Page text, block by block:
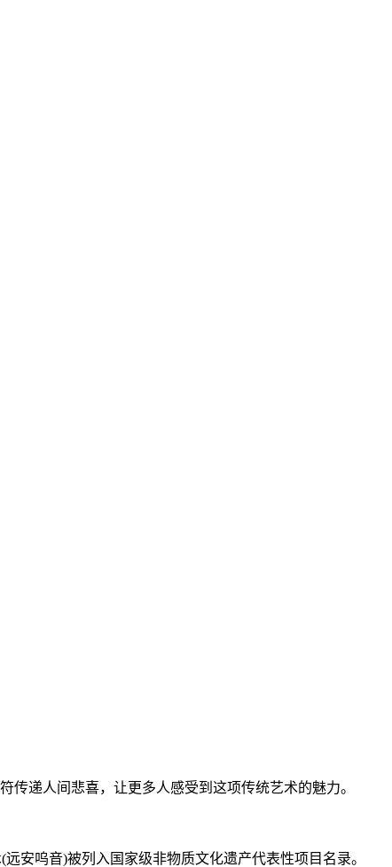
递人间悲喜，让更多人感受到这项传统艺术的魅力。
呜音)被列入国家级非物质文化遗产代表性项目名录。